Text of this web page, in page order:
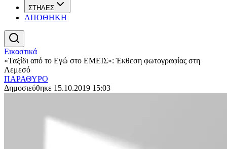
ΣΤΗΛΕΣ
ΑΠΟΘΗΚΗ
Εικαστικά
«Ταξίδι από το Εγώ στο ΕΜΕΙΣ»: Έκθεση φωτογραφίας στη
Λεμεσό
ΠΑΡΑΘΥΡΟ
Δημοσιεύθηκε 15.10.2019 15:03